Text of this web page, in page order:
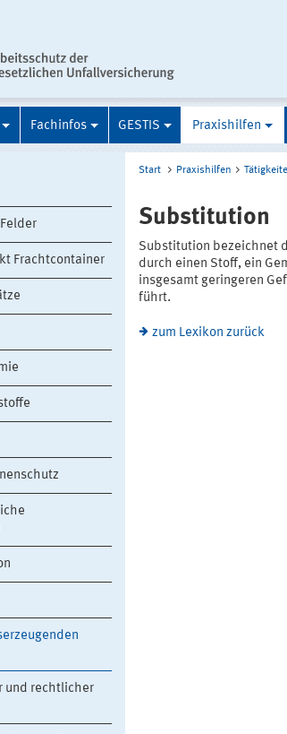
Fachinfos GESTIS Praxishilfen
Frachtcontainer
und rechtlicher
Start Praxishilfen
Substitution
Substitution bezeichnet
durch einen Stoff, ein
insgesamt geringeren
führt.
zum Lexikon zurück